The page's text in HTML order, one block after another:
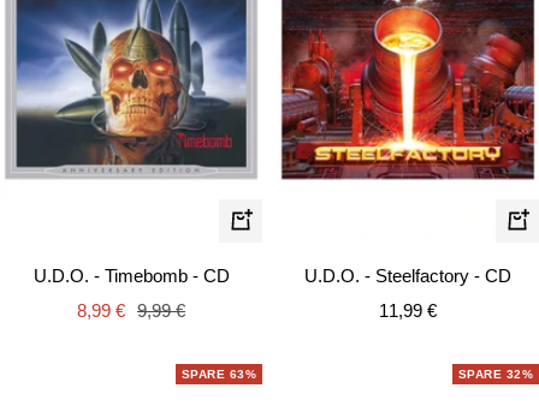
In
U.D.O. - Timebomb - CD
Angebotspreis
8,99 € Regulärer
9,99 €
In
U.D.O. - Steelfactory - CD
Angebotspreis
11,99 €
SPARE 63% SPARE 32%